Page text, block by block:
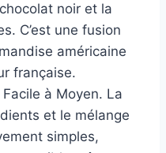
noir et la
C’est une fusion
américaine
française.
Facile à Moyen. La
et le mélange
simples,